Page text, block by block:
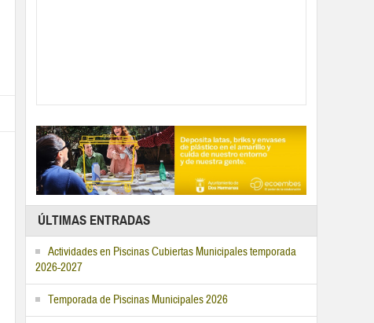
ÚLTIMAS ENTRADAS
Actividades en Piscinas Cubiertas Municipales temporada
2026-2027
Temporada de Piscinas Municipales 2026